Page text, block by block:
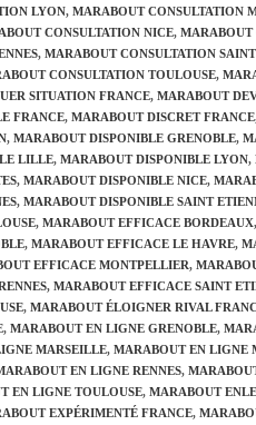
LYON, MARABOUT CONSULTATION
CONSULTATION NICE, MARABOUT
, MARABOUT CONSULTATION
CONSULTATION TOULOUSE,
SITUATION FRANCE, MARABOUT
FRANCE, MARABOUT DISCRET FRANCE,
, MARABOUT DISPONIBLE GRENOBLE,
LILLE, MARABOUT DISPONIBLE LYON,
, MARABOUT DISPONIBLE NICE,
, MARABOUT DISPONIBLE SAINT
, MARABOUT EFFICACE BORDEAUX,
, MARABOUT EFFICACE LE HAVRE,
EFFICACE MONTPELLIER,
, MARABOUT EFFICACE SAINT
, MARABOUT ÉLOIGNER RIVAL
, MARABOUT EN LIGNE GRENOBLE,
MARSEILLE, MARABOUT EN LIGNE
EN LIGNE RENNES,
EN LIGNE TOULOUSE, MARABOUT
EXPÉRIMENTÉ FRANCE,